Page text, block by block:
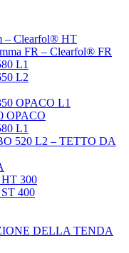
– Clearfol® HT
FR – Clearfol® FR
L1
L2
OPACO L1
OPACO
L1
520 L2 – TETTO DA
300
400
DELLA TENDA